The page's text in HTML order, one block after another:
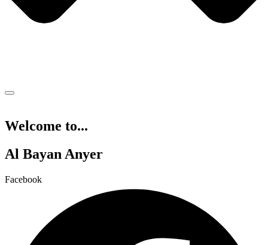
Welcome to...
Al Bayan Anyer
Facebook